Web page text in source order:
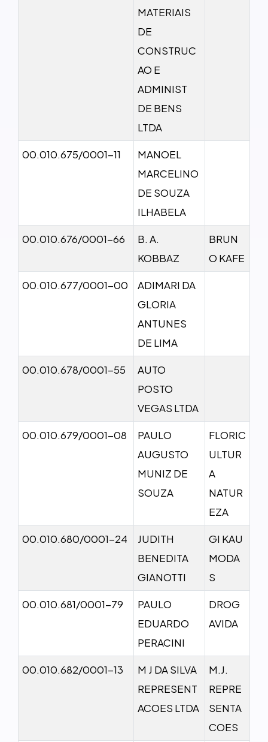
MATERIAIS
DE
CONSTRUC
AO E
ADMINIST
DE BENS
LTDA
00.010.675/0001-11
MANOEL
MARCELINO
DE SOUZA
ILHABELA
00.010.676/0001-66
B. A.
KOBBAZ
BRUN
O KAFE
00.010.677/0001-00
ADIMARI DA
GLORIA
ANTUNES
DE LIMA
00.010.678/0001-55
AUTO
POSTO
VEGAS LTDA
00.010.679/0001-08
PAULO
AUGUSTO
MUNIZ DE
SOUZA
FLORIC
ULTUR
A
NATUR
EZA
00.010.680/0001-24
JUDITH
BENEDITA
GIANOTTI
GI KAU
MODA
S
00.010.681/0001-79
PAULO
EDUARDO
PERACINI
DROG
AVIDA
00.010.682/0001-13
M J DA SILVA
REPRESENT
ACOES LTDA
M.J.
REPRE
SENTA
COES